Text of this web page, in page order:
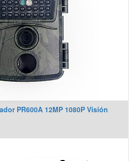
PR600A 12MP 1080P Visión